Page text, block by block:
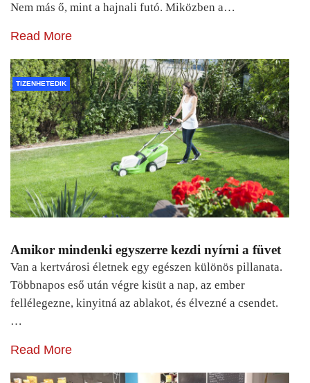
Nem más ő, mint a hajnali futó. Miközben a…
Read More
TIZENHETEDIK
Amikor mindenki egyszerre kezdi nyírni a füvet
Van a kertvárosi életnek egy egészen különös pillanata.
Többnapos eső után végre kisüt a nap, az ember
fellélegezne, kinyitná az ablakot, és élvezné a csendet.
…
Read More